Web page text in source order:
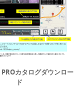
カタログダウンロー
ド